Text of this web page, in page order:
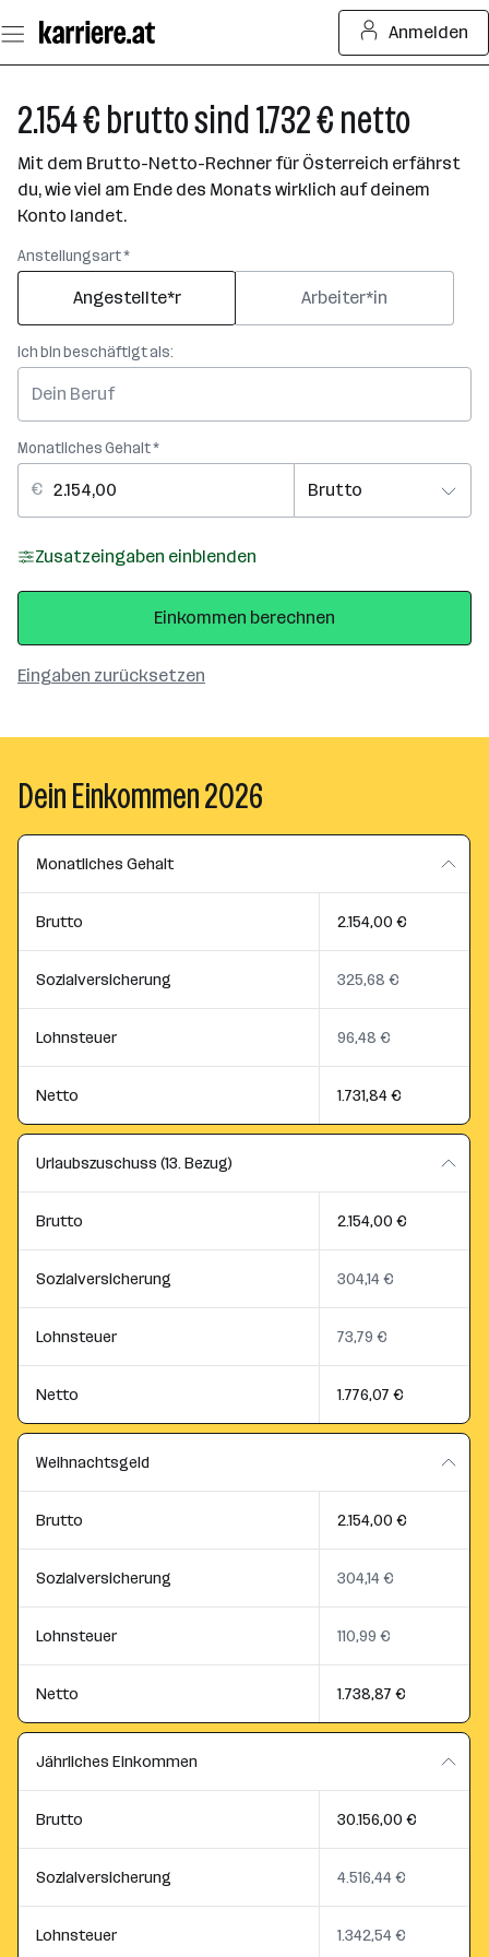
Seiteninhalt
springen
Anmelden
2.154 € brutto sind 1.732 € netto
Mit dem Brutto-Netto-Rechner für Österreich erfährst
du, wie viel am Ende des Monats wirklich auf deinem
Konto landet.
Anstellungsart *
Angestellte*r Arbeiter*in
Ich bin beschäftigt als:
Monatliches Gehalt *
Zusatzeingaben einblenden
Eingaben zurücksetzen
Einkommen berechnen
Dein Einkommen 2026
Monatliches Gehalt
Brutto 2.154,00 €
Sozialversicherung 325,68 €
Lohnsteuer 96,48 €
Netto 1.731,84 €
Urlaubszuschuss (13. Bezug)
Brutto 2.154,00 €
Sozialversicherung 304,14 €
Lohnsteuer 73,79 €
Netto 1.776,07 €
Weihnachtsgeld
Brutto 2.154,00 €
Sozialversicherung 304,14 €
Lohnsteuer 110,99 €
Netto 1.738,87 €
Jährliches Einkommen
Brutto 30.156,00 €
Sozialversicherung 4.516,44 €
Lohnsteuer 1.342,54 €